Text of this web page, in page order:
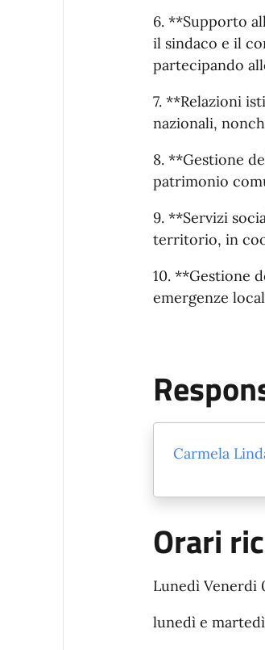
6. **Supporto
il sindaco e il
partecipando
7. **Relazioni
nazionali,
8. **Gestione
patrimonio
9. **Servizi
territorio, in
10. **Gestione
emergenze
Carmela
Orari
Lunedì Venerdi
lunedì e martedì